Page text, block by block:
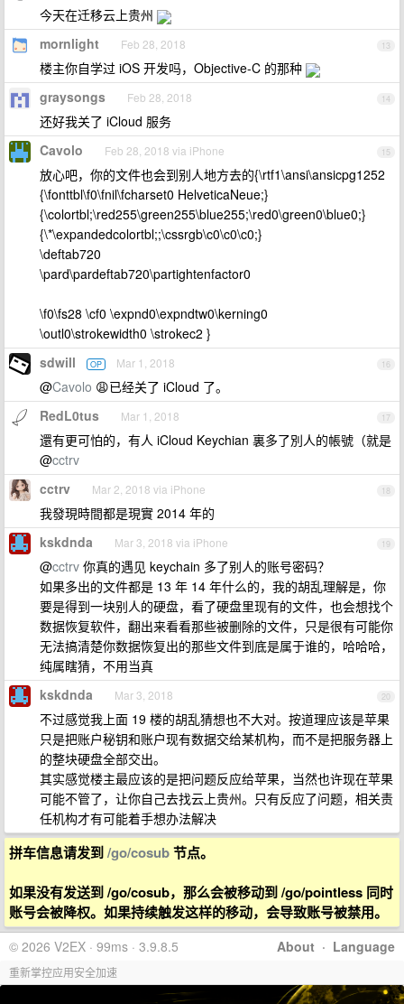
今天在迁移云上贵州
13
mornlight Feb 28, 2018
楼主你自学过 iOS 开发吗，Objective-C 的那种
14
graysongs Feb 28, 2018
还好我关了 iCloud 服务
15
Cavolo Feb 28, 2018 via iPhone
放心吧，你的文件也会到别人地方去的{\rtf1\ansi\ansicpg1252
{\fonttbl\f0\fnil\fcharset0 HelveticaNeue;}
{\colortbl;\red255\green255\blue255;\red0\green0\blue0;}
{\*\expandedcolortbl;;\cssrgb\c0\c0\c0;}
\deftab720
\pard\pardeftab720\partightenfactor0
\f0\fs28 \cf0 \expnd0\expndtw0\kerning0
\outl0\strokewidth0 \strokec2 }
16
sdwill OP Mar 1, 2018
@Cavolo 😩已经关了 iCloud 了。
17
RedL0tus Mar 1, 2018
還有更可怕的，有人 iCloud Keychian 裏多了別人的帳號（就是
@cctrv
18
cctrv Mar 2, 2018 via iPhone
我發現時間都是現實 2014 年的
19
kskdnda Mar 3, 2018 via iPhone
@cctrv 你真的遇见 keychain 多了别人的账号密码？
如果多出的文件都是 13 年 14 年什么的，我的胡乱理解是，你
要是得到一块别人的硬盘，看了硬盘里现有的文件，也会想找个
数据恢复软件，翻出来看看那些被删除的文件，只是很有可能你
无法搞清楚你数据恢复出的那些文件到底是属于谁的，哈哈哈，
纯属瞎猜，不用当真
20
kskdnda Mar 3, 2018
不过感觉我上面 19 楼的胡乱猜想也不大对。按道理应该是苹果
只是把账户秘钥和账户现有数据交给某机构，而不是把服务器上
的整块硬盘全部交出。
其实感觉楼主最应该的是把问题反应给苹果，当然也许现在苹果
可能不管了，让你自己去找云上贵州。只有反应了问题，相关责
任机构才有可能着手想办法解决
拼车信息请发到/go/cosub节点。
如果没有发送到 /go/cosub，那么会被移动到 /go/pointless 同时
账号会被降权。如果持续触发这样的移动，会导致账号被禁用。
About · Language
© 2026 V2EX · 99ms · 3.9.8.5
重新掌控应用安全加速